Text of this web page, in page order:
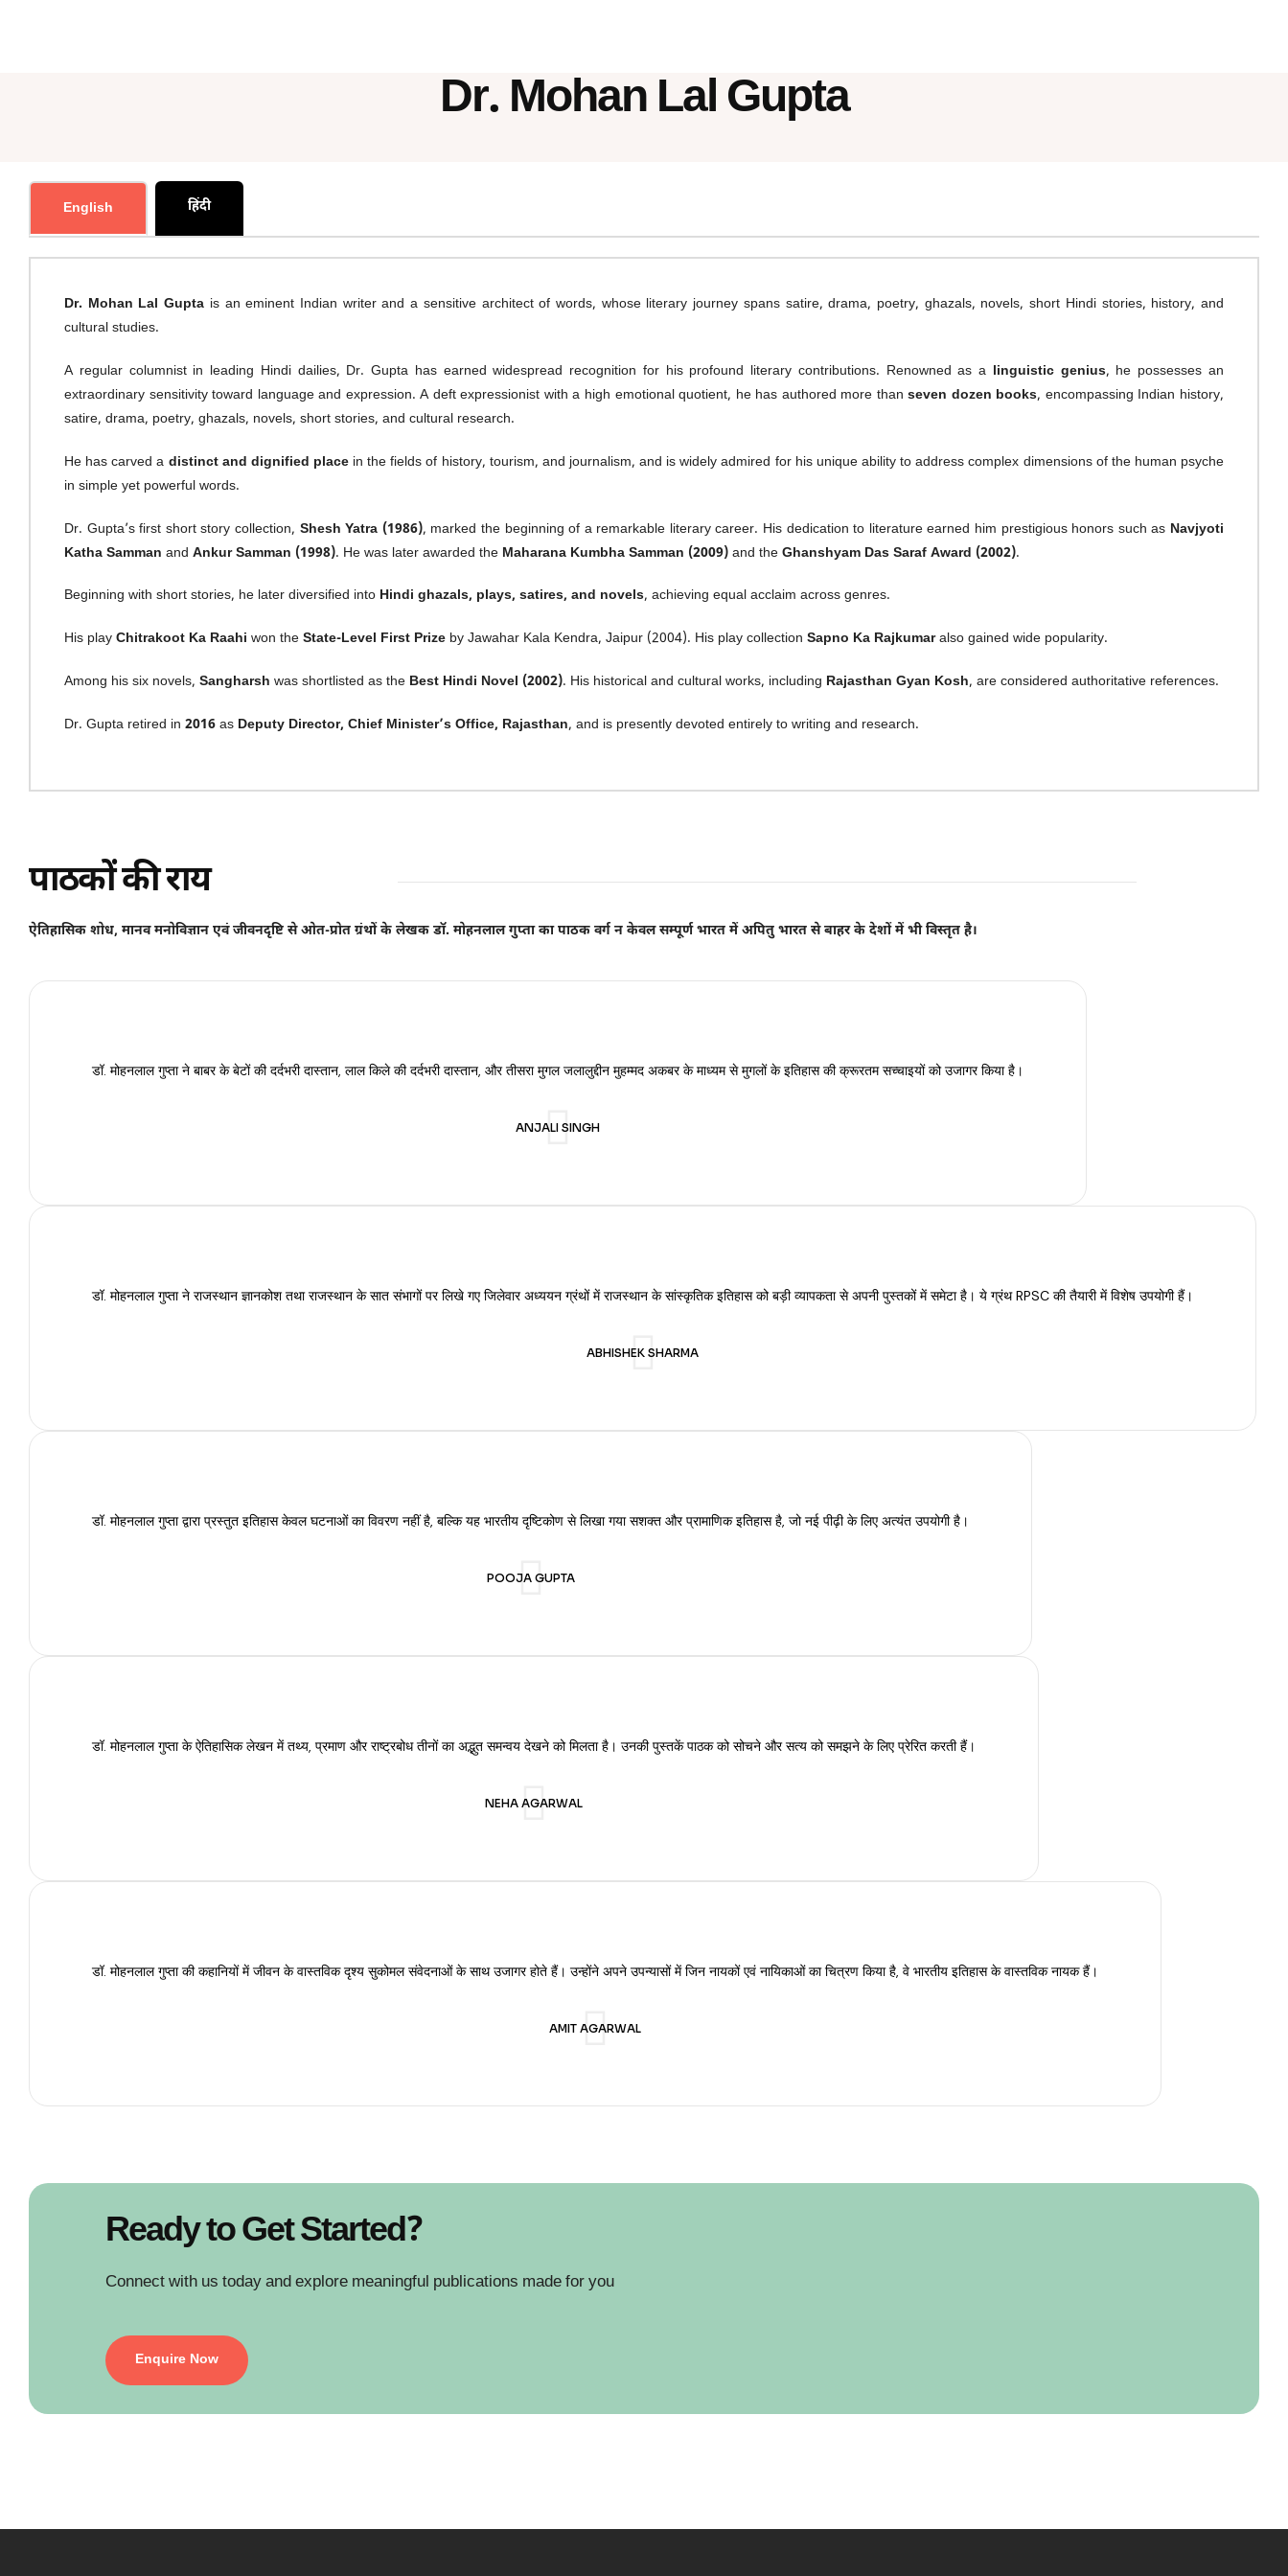
Dr. Mohan Lal Gupta
English हिंदी
Dr. Mohan Lal Gupta is an eminent Indian writer and a sensitive architect of words, whose literary journey spans satire, drama, poetry, ghazals, novels, short Hindi stories, history, and
cultural studies.
A regular columnist in leading Hindi dailies, Dr. Gupta has earned widespread recognition for his profound literary contributions. Renowned as a linguistic genius, he possesses an
extraordinary sensitivity toward language and expression. A deft expressionist with a high emotional quotient, he has authored more thanseven dozen books, encompassing Indian history,
satire, drama, poetry, ghazals, novels, short stories, and cultural research.
He has carved a distinct and dignified placein the fields of history, tourism, and journalism, and is widely admired for his unique ability to address complex dimensions of the human psyche
in simple yet powerful words.
Dr. Gupta’s first short story collection, Shesh Yatra (1986), marked the beginning of a remarkable literary career. His dedication to literature earned him prestigious honors such as Navjyoti
Katha Samman and Ankur Samman (1998). He was later awarded the Maharana Kumbha Samman (2009) and the Ghanshyam Das Saraf Award (2002).
Beginning with short stories, he later diversified into Hindi ghazals, plays, satires, and novels, achieving equal acclaim across genres.
His play Chitrakoot Ka Raahi won the State-Level First Prize by Jawahar Kala Kendra, Jaipur (2004). His play collection Sapno Ka Rajkumaralso gained wide popularity.
Among his six novels, Sangharsh was shortlisted as the Best Hindi Novel (2002). His historical and cultural works, including Rajasthan Gyan Kosh, are considered authoritative references.
Dr. Gupta retired in 2016 as Deputy Director, Chief Minister’s Office, Rajasthan, and is presently devoted entirely to writing and research.
पाठकों की राय
ऐतिहासिक शोध, मानव मनोविज्ञान एवं जीवनदृष्टि से ओत-प्रोत ग्रंथों के लेखक डॉ. मोहनलाल गुप्ता का पाठक वर्ग न केवल सम्पूर्ण भारत में अपितु भारत से बाहर के देशों में भी विस्तृत है।
डॉ. मोहनलाल गुप्ता ने बाबर के बेटों की दर्दभरी दास्तान, लाल किले की दर्दभरी दास्तान, और तीसरा मुगल जलालुद्दीन मुहम्मद अकबर के माध्यम से मुगलों के इतिहास की क्रूरतम सच्चाइयों को उजागर किया है।
ANJALI SINGH
डॉ. मोहनलाल गुप्ता ने राजस्थान ज्ञानकोश तथा राजस्थान के सात संभागों पर लिखे गए जिलेवार अध्ययन ग्रंथों में राजस्थान के सांस्कृतिक इतिहास को बड़ी व्यापकता से अपनी पुस्तकों में समेटा है। ये ग्रंथ RPSC की तैयारी में विशेष उपयोगी हैं।
ABHISHEK SHARMA
डॉ. मोहनलाल गुप्ता द्वारा प्रस्तुत इतिहास केवल घटनाओं का विवरण नहीं है, बल्कि यह भारतीय दृष्टिकोण से लिखा गया सशक्त और प्रामाणिक इतिहास है, जो नई पीढ़ी के लिए अत्यंत उपयोगी है।
POOJA GUPTA
डॉ. मोहनलाल गुप्ता के ऐतिहासिक लेखन में तथ्य, प्रमाण और राष्ट्रबोध तीनों का अद्भुत समन्वय देखने को मिलता है। उनकी पुस्तकें पाठक को सोचने और सत्य को समझने के लिए प्रेरित करती हैं।
NEHA AGARWAL
डॉ. मोहनलाल गुप्ता की कहानियों में जीवन के वास्तविक दृश्य सुकोमल संवेदनाओं के साथ उजागर होते हैं। उन्होंने अपने उपन्यासों में जिन नायकों एवं नायिकाओं का चित्रण किया है, वे भारतीय इतिहास के वास्तविक नायक हैं।
AMIT AGARWAL
Ready to Get Started?
Connect with us today and explore meaningful publications made for you
Enquire Now